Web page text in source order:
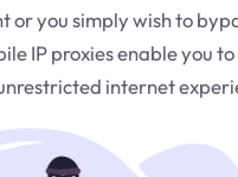
or you simply wish to
IP proxies enable you
internet